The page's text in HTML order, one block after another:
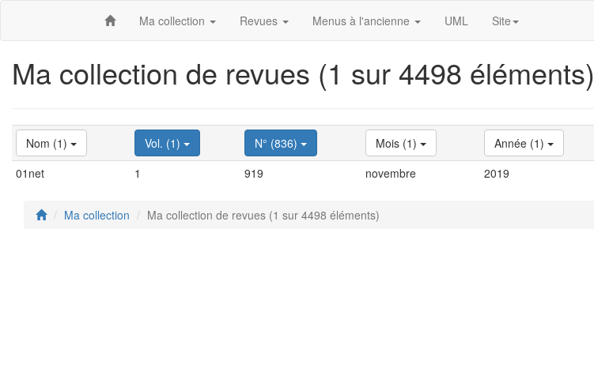
Ma collection Revues Menus à l'ancienne UML Site
Ma collection de revues (1 sur 4498 éléments)
Nom (1) Vol. (1) N° (836) Mois (1) Année (1)
01net
1 919 novembre 2019
Ma collection Ma collection de revues (1 sur 4498 éléments)